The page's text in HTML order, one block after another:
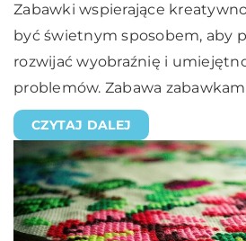
Zabawki wspierające
być świetnym sposobem, aby
rozwijać wyobraźnię i
problemów. Zabawa
CZYTAJ DALEJ